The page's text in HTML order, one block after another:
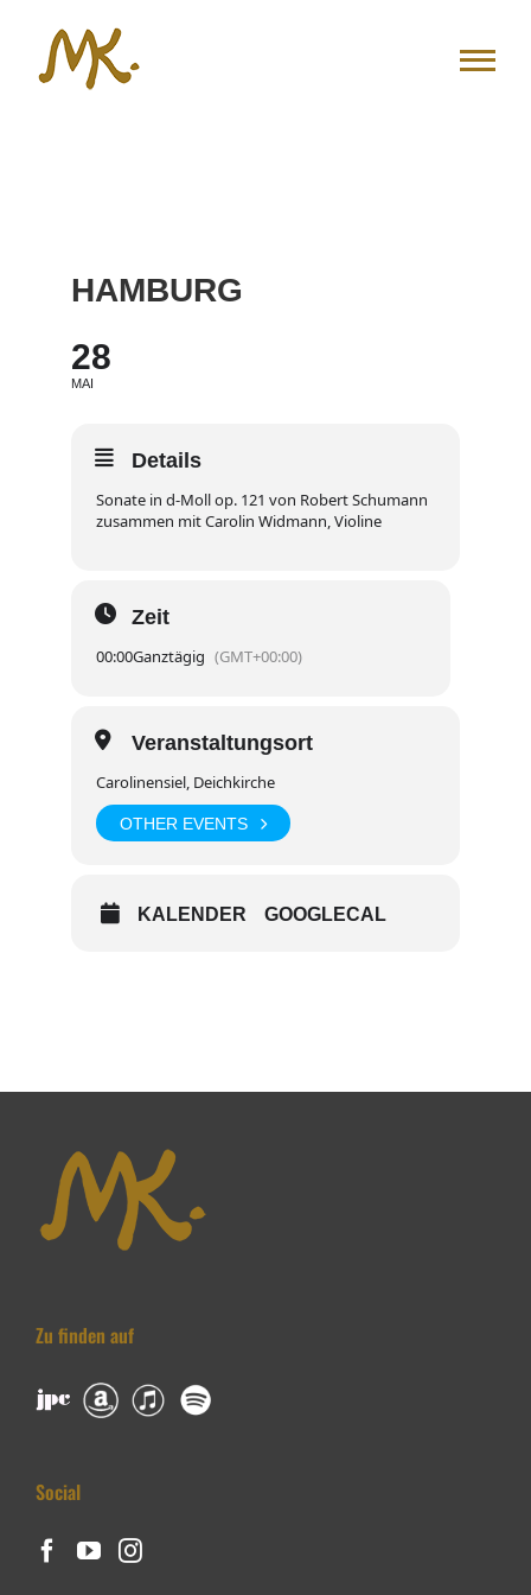
springen
HAMBURG
28
MAI
Details
Sonate in d-Moll op. 121 von Robert Schumann
zusammen mit Carolin Widmann, Violine
Zeit
00:00Ganztägig (GMT+00:00)
Veranstaltungsort
Carolinensiel, Deichkirche
OTHER EVENTS
KALENDER GOOGLECAL
Zu finden auf
Social